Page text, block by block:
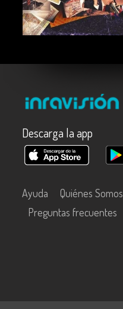
COMPARTIR
Descarga la app
Ayuda Quiénes Somos
Preguntas frecuentes